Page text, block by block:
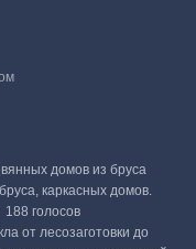
домов из бруса
каркасных домов.
188 голосов
от лесозаготовки до